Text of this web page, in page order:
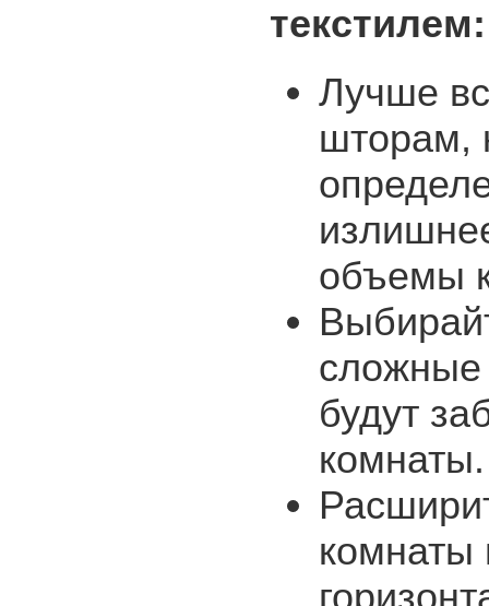
Лучше
шторам,
объемы
сложные
будут
комнаты